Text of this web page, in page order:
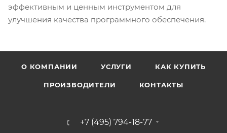
эффективным и ценным инструментом для
улучшения качества программного обеспечения.
О КОМПАНИИ УСЛУГИ КАК КУПИТЬ
ПРОИЗВОДИТЕЛИ КОНТАКТЫ
+7 (495) 794-18-77